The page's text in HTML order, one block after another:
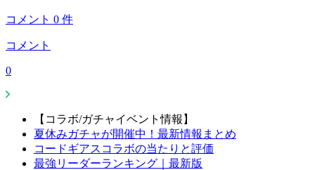
コメント 0 件
コメント
0
【コラボ/ガチャイベント情報】
夏休みガチャが開催中！最新情報まとめ
コードギアスコラボの当たりと評価
最強リーダーランキング｜最新版